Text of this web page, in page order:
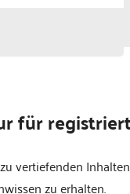
für
vertiefenden
zu erhalten.